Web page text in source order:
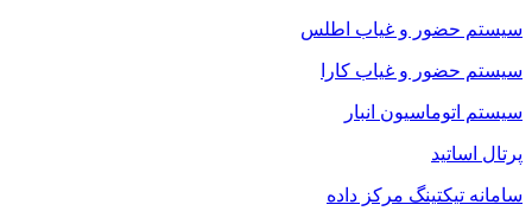
سیستم حضور و غیاب اطلس
سیستم حضور و غیاب کارا
سیستم اتوماسیون انبار
پرتال اساتید
سامانه تیکتینگ مرکز داده